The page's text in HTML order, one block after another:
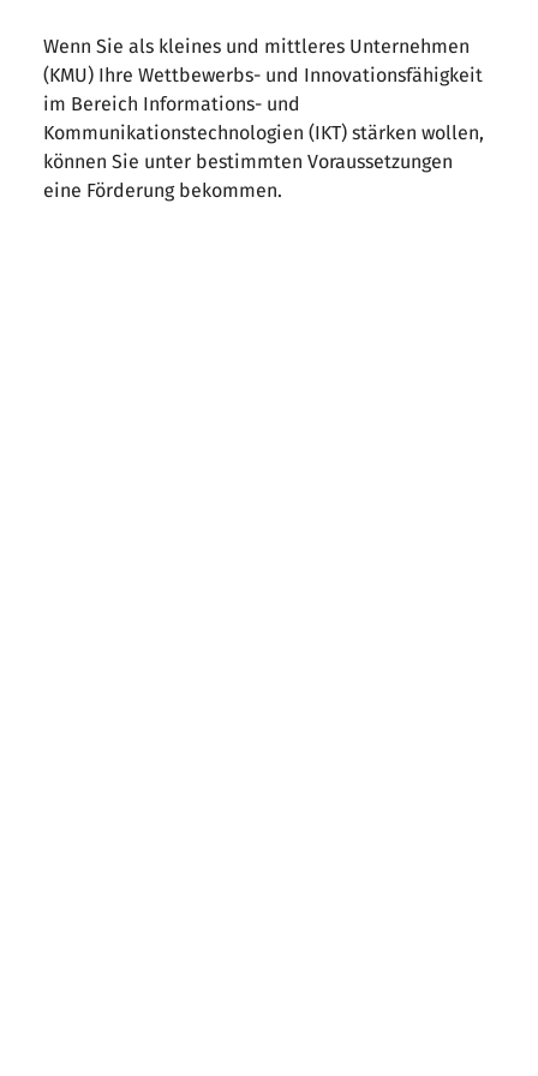
Wenn Sie als kleines und mittleres Unternehmen
(KMU) Ihre Wettbewerbs- und Innovationsfähigkeit
im Bereich Informations- und
Kommunikationstechnologien (IKT) stärken wollen,
können Sie unter bestimmten Voraussetzungen
eine Förderung bekommen.